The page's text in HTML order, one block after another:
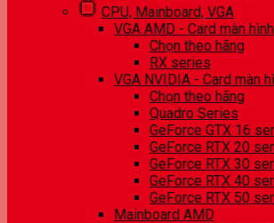
CPU, Mainboard, VGA
VGA AMD - Card màn hình
Chọn theo hãng
RX series
VGA NVIDIA - Card màn
Chọn theo hãng
Quadro Series
GeForce GTX 16
GeForce RTX 20
GeForce RTX 30
GeForce RTX 40
GeForce RTX 50
Mainboard AMD